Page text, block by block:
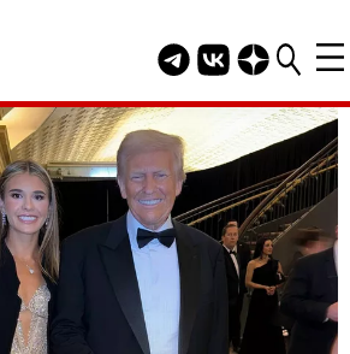
Telegram канал
Группа HELLO
Канал